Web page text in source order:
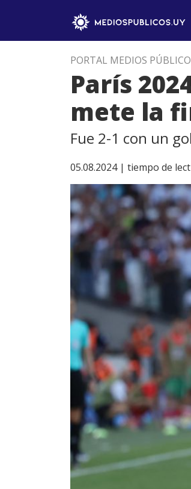
PORTAL MEDIOS
París
mete la
Fue 2-1 con un
05.08.2024 | tiempo de